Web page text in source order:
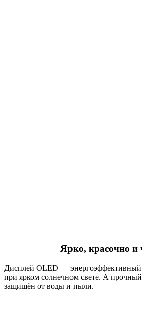
Ярко, красочно и
Дисплей OLED — энергоэффективный
при ярком солнечном свете. А
защищён от воды и пыли.